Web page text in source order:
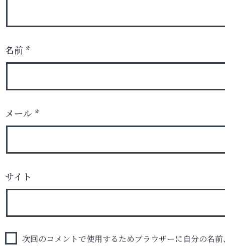
名前 *
メール *
サイト
次回のコメントで使用するためブラウザーに自分の名前